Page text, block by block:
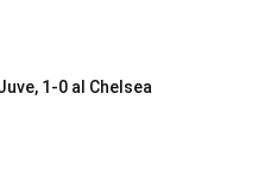
1-0 al Chelsea